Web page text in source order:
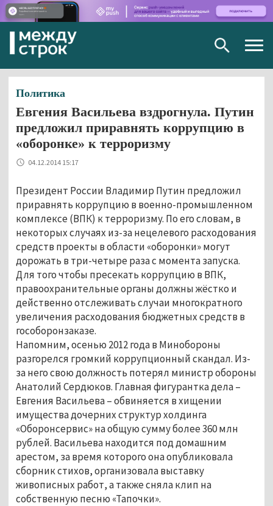
Политика
Евгения Васильева вздрогнула. Путин
предложил приравнять коррупцию в
«оборонке» к терроризму
04.12.2014 15:17
Президент России Владимир Путин предложил
приравнять коррупцию в военно-промышленном
комплексе (ВПК) к терроризму. По его словам, в
некоторых случаях из-за нецелевого расходования
средств проекты в области «оборонки» могут
дорожать в три-четыре раза с момента запуска.
Для того чтобы пресекать коррупцию в ВПК,
правоохранительные органы должны жёстко и
действенно отслеживать случаи многократного
увеличения расходования бюджетных средств в
гособоронзаказе.
Напомним, осенью 2012 года в Минобороны
разгорелся громкий коррупционный скандал. Из-
за него свою должность потерял министр обороны
Анатолий Сердюков. Главная фигурантка дела –
Евгения Васильева – обвиняется в хищении
имущества дочерних структур холдинга
«Оборонсервис» на общую сумму более 360 млн
рублей. Васильева находится под домашним
арестом, за время которого она опубликовала
сборник стихов, организовала выставку
живописных работ, а также сняла клип на
собственную песню «Тапочки».